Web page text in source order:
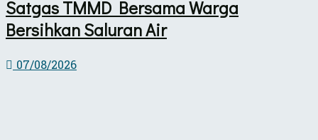
Satgas TMMD Bersama Warga
Bersihkan Saluran Air
07/08/2026